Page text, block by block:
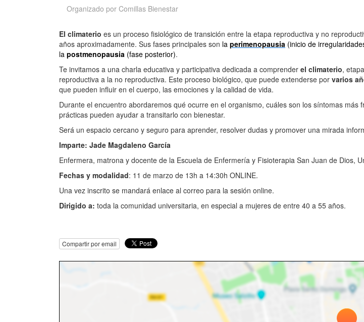
Organizado por Comillas Bienestar
El climaterio es un proceso fisiológico de transición entre la etapa reproductiva y no
años aproximadamente. Sus fases principales son la perimenopausia (inicio de
la postmenopausia (fase posterior).
Te invitamos a una charla educativa y participativa dedicada a comprender el climaterio,
reproductiva a la no reproductiva. Este proceso biológico, que puede extenderse por varios
que pueden influir en el cuerpo, las emociones y la calidad de vida.
Durante el encuentro abordaremos qué ocurre en el organismo, cuáles son los síntomas
prácticas pueden ayudar a transitarlo con bienestar.
Será un espacio cercano y seguro para aprender, resolver dudas y promover una mirada
Imparte: Jade Magdaleno García
Enfermera, matrona y docente de la Escuela de Enfermería y Fisioterapia San Juan de Dios,
Fechas y modalidad: 11 de marzo de 13h a 14:30h ONLINE.
Una vez inscrito se mandará enlace al correo para la sesión online.
Dirigido a: toda la comunidad universitaria, en especial a mujeres de entre 40 a 55 años.
Compartir por email